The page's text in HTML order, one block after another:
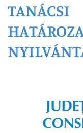
TANÁCSI